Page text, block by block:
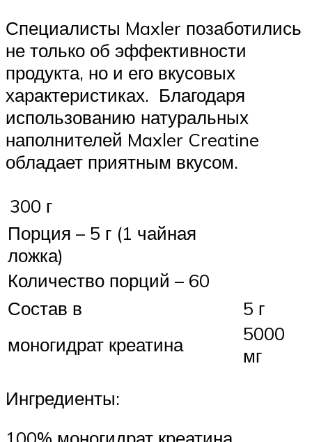
Специалисты Maxler позаботились
не только об эффективности
продукта, но и его вкусовых
характеристиках. Благодаря
использованию натуральных
наполнителей Maxler Creatine
обладает приятным вкусом.
300 г
Порция – 5 г (1 чайная
ложка)
Количество порций – 60
Состав в
5 г
моногидрат креатина
5000
мг
Ингредиенты: